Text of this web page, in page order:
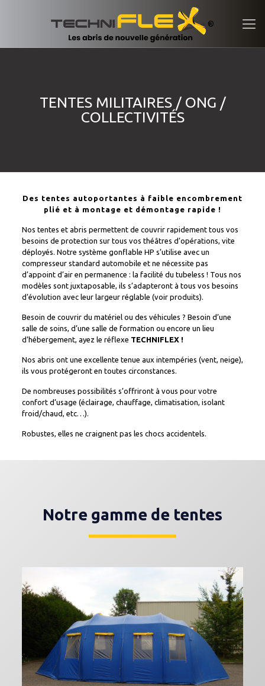
TENTES MILITAIRES / ONG /
COLLECTIVITÉS
Des tentes autoportantes à faible encombrement
plié et à montage et démontage rapide !
Nos tentes et abris permettent de couvrir rapidement tous vos
besoins de protection sur tous vos théâtres d’opérations, vite
déployés. Notre système gonflable HP s’utilise avec un
compresseur standard automobile et ne nécessite pas
d’appoint d’air en permanence : la facilité du tubeless ! Tous nos
modèles sont juxtaposable, ils s’adapteront à tous vos besoins
d’évolution avec leur largeur réglable (voir produits).
Besoin de couvrir du matériel ou des véhicules ? Besoin d’une
salle de soins, d’une salle de formation ou encore un lieu
d’hébergement, ayez le réflexe TECHNIFLEX !
Nos abris ont une excellente tenue aux intempéries (vent, neige),
ils vous protégeront en toutes circonstances.
De nombreuses possibilités s’offriront à vous pour votre
confort d’usage (éclairage, chauffage, climatisation, isolant
froid/chaud, etc…).
Robustes, elles ne craignent pas les chocs accidentels.
Notre gamme de tentes